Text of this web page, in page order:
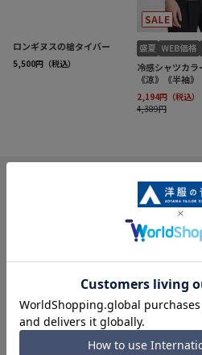
INFORMATION